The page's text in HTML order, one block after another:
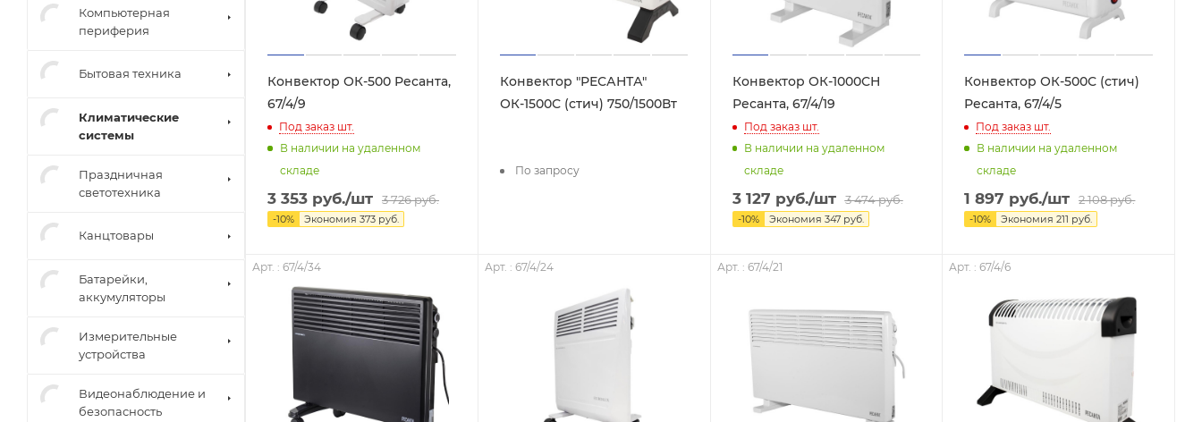
Конвектор ОК-500 Ресанта,
67/4/9
Под заказ шт.
В наличии на удаленном
складе
3 353 руб./шт 3 726руб.
-10% Экономия 373 руб.
Конвектор "РЕСАНТА"
ОК-1500С (стич) 750/1500Вт
По запросу
Конвектор ОК-1000СН
Ресанта, 67/4/19
Под заказшт.
В наличии на удаленном
складе
3 127 руб./шт 3 474руб.
-10% Экономия 347руб.
Конвектор ОК-500С (стич)
Ресанта, 67/4/5
Под заказ шт.
В наличии на удаленном
складе
1 897 руб./шт 2 108руб.
-10% Экономия211 руб.
Арт. : 67/4/34 Арт. : 67/4/24 Арт. : 67/4/21 Арт. : 67/4/6
Компьютерная
периферия
Бытовая техника
Климатические
системы
Праздничная
светотехника
Канцтовары
Батарейки,
аккумуляторы
Измерительные
устройства
Видеонаблюдение и
безопасность